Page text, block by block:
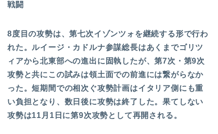
戦闘
8度目の攻勢は、第七次イゾンツォを継続する形で行わ
れた。ルイージ・カドルナ参謀総長はあくまでゴリツ
ィアから北東部への進出に固執したが、第7次・第9次
攻勢と共にこの試みは領土面での前進には繋がらなか
った。短期間での相次ぐ攻勢計画はイタリア側にも重
い負担となり、数日後に攻勢は終了した。果てしない
攻勢は11月1日に第9次攻勢として再開される。